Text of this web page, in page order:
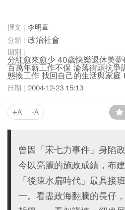
李明章
政治社會
分紅愈來愈少 40歲快樂退休美夢
百萬年薪工作不保 淪落街頭抗爭
態換工作 找回自己的生活與家庭
2004-12-23 15:13
+A -A
曾因「宋七力事件」身陷
今以亮麗的施政成績，布
「後陳水扁時代」最具接
一。看盡政海翻騰的長仔